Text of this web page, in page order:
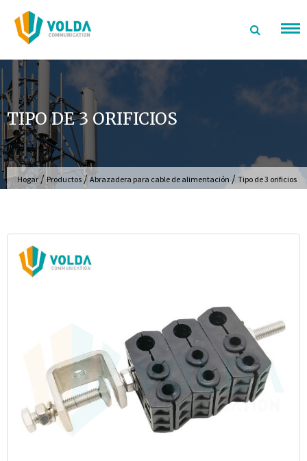
saltar
contenido
TIPO DE 3 ORIFICIOS
Hogar /Productos/Abrazadera para cable de alimentación / Tipo de 3 orificios